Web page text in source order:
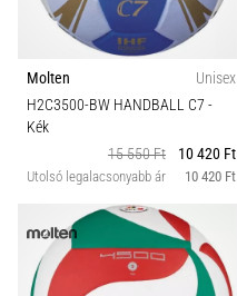
Molten
Unisex
H2C3500-BW HANDBALL C7 -
Kék
15 550 Ft
10 420 Ft
Utolsó legalacsonyabb ár 10 420 Ft